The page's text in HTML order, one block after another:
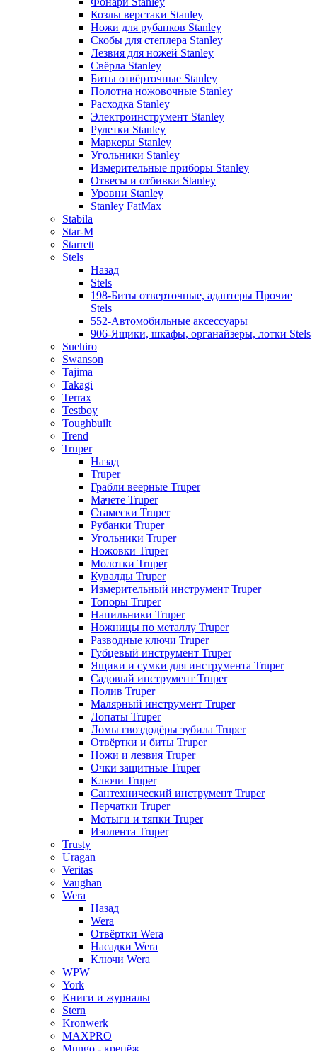
Козлы верстаки Stanley
Ножи для рубанков Stanley
Скобы для степлера Stanley
Лезвия для ножей Stanley
Свёрла Stanley
Биты отвёрточные Stanley
Полотна ножовочные Stanley
Расходка Stanley
Электроинструмент Stanley
Рулетки Stanley
Маркеры Stanley
Угольники Stanley
Измерительные приборы Stanley
Отвесы и отбивки Stanley
Уровни Stanley
Stanley FatMax
Stabila
Star-M
Starrett
Stels
Назад
Stels
198-Биты отверточные, адаптеры Прочие
Stels
552-Автомобильные аксессуары
906-Ящики, шкафы, органайзеры, лотки Stels
Suehiro
Swanson
Tajima
Takagi
Terrax
Testboy
Toughbuilt
Trend
Truper
Назад
Truper
Грабли веерные Truper
Мачете Truper
Стамески Truper
Рубанки Truper
Угольники Truper
Ножовки Truper
Молотки Truper
Кувалды Truper
Измерительный инструмент Truper
Топоры Truper
Напильники Truper
Ножницы по металлу Truper
Разводные ключи Truper
Губцевый инструмент Truper
Ящики и сумки для инструмента Truper
Садовый инструмент Truper
Полив Truper
Малярный инструмент Truper
Лопаты Truper
Ломы гвоздодёры зубила Truper
Отвёртки и биты Truper
Ножи и лезвия Truper
Очки защитные Truper
Ключи Truper
Сантехнический инструмент Truper
Перчатки Truper
Мотыги и тяпки Truper
Изолента Truper
Trusty
Uragan
Veritas
Vaughan
Wera
Назад
Wera
Отвёртки Wera
Насадки Wera
Ключи Wera
WPW
York
Книги и журналы
Stern
Kronwerk
MAXPRO
Mungo - крепёж